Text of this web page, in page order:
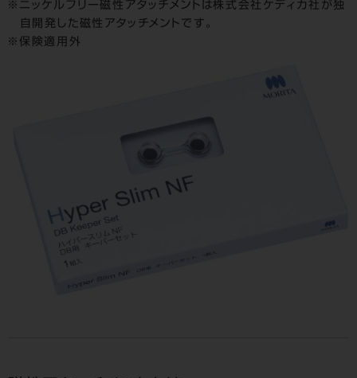
ニッケルフリー磁性アタッチメントは株式会社ケディカ社が独
自開発した磁性アタッチメントです。
保険適用外